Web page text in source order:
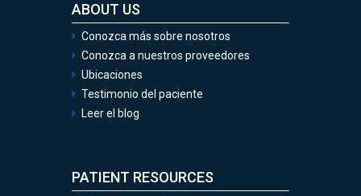
ABOUT US
Conozca más sobre nosotros
Conozca a nuestros proveedores
Ubicaciones
Testimonio del paciente
Leer el blog
PATIENT RESOURCES